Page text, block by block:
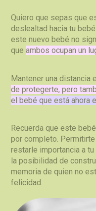
Quiero que sepas que
deslealtad hacia tu
este nuevo bebé no
queambos ocupan un
Mantener una distancia
de protegerte, pero
el bebé que está ahora
Recuerda que este
por completo.
restarle importancia a
la posibilidad de
memoria de quien no
felicidad.